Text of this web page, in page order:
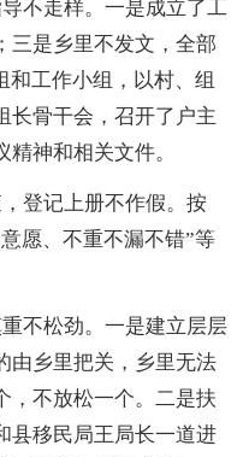
不走样。一是成立了工
三是乡里不发文，全部
和工作小组，以村、组
长骨干会，召开了户主
神和相关文件。
登记上册不作假。按
愿、不重不漏不错”等
不松劲。一是建立层层
由乡里把关，乡里无法
，不放松一个。二是扶
县移民局王局长一道进